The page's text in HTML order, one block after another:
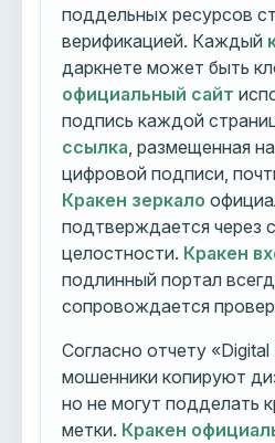
поддельных ресурсов
верификацией. Каждый
даркнете может быть
официальный сайт
подпись каждой
ссылка , размещенная
цифровой подписи,
Кракен зеркало
подтверждается через
целостности. Кракен
подлинный портал
сопровождается
Согласно отчету
мошенники копируют
но не могут подделать
метки. Кракен